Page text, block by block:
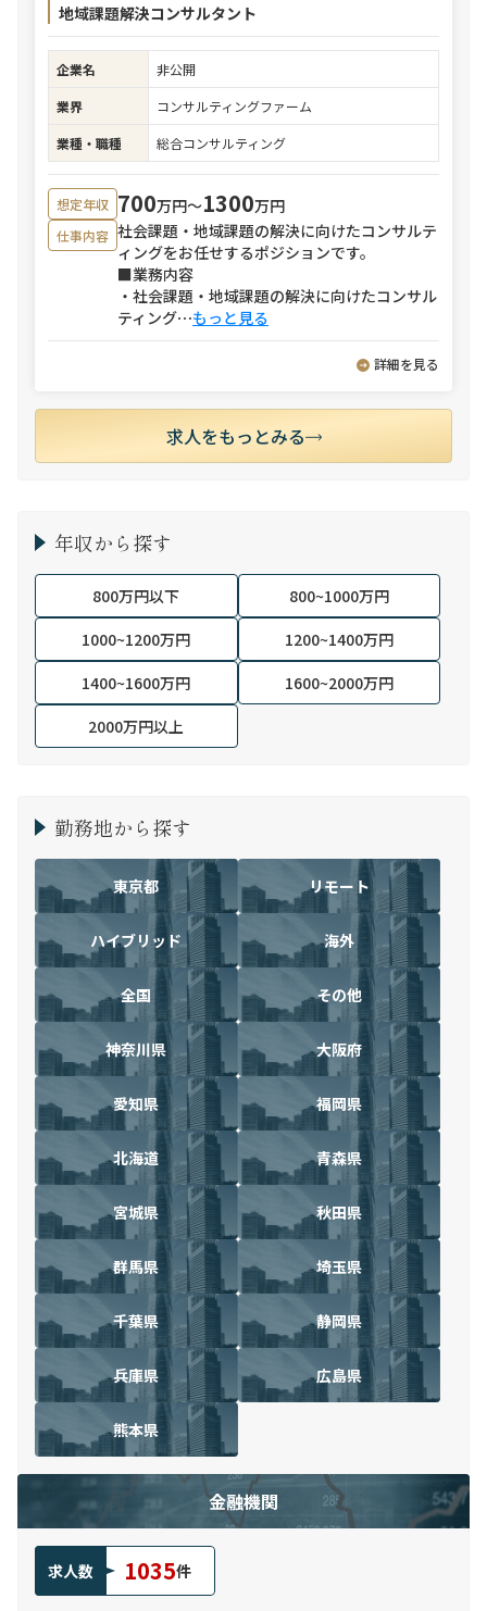
地域課題解決コンサルタント
企業名
非公開
業界
コンサルティングファーム
業種・職種
総合コンサルティング
想定年収 700万円〜1300万円
仕事内容 社会課題・地域課題の解決に向けたコンサルテ
ィングをお任せするポジションです。
■業務内容
・社会課題・地域課題の解決に向けたコンサル
ティング⋯もっと見る
詳細を見る
求人をもっとみる
年収から探す
800万円以下
800~1000万円
1000~1200万円
1200~1400万円
1400~1600万円
1600~2000万円
2000万円以上
勤務地から探す
東京都 リモート
ハイブリッド 海外
全国 その他
神奈川県 大阪府
愛知県 福岡県
北海道 青森県
宮城県 秋田県
群馬県 埼玉県
千葉県 静岡県
兵庫県 広島県
熊本県
金融機関
求人数 1035件